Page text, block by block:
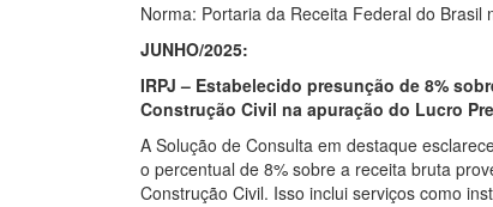
Norma: Portaria da Receita Federal do Brasil
JUNHO/2025:
IRPJ – Estabelecido presunção de 8%
Construção Civil na apuração do Lucro
A Solução de Consulta em destaque
o percentual de 8% sobre a receita bruta
Construção Civil. Isso inclui serviços como